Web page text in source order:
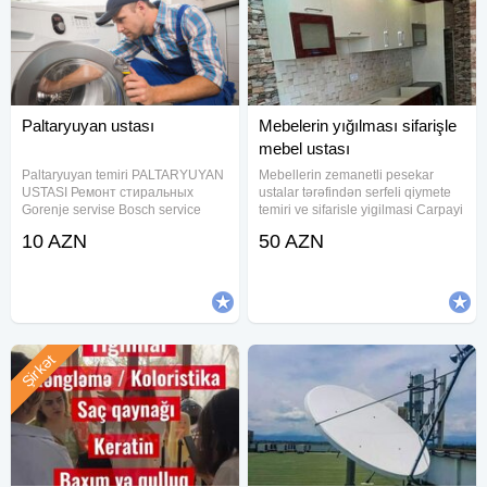
Paltaryuyan ustası
Paltaryuyan temiri PALTARYUYAN
USTASI Ремонт стиральных
Gorenje servise Bosch service
LG service Beko service Arçelik
10 AZN
Mebelerin yığılması sifarişle
mebel ustası
Mebellerin zemanetli pesekar
ustalar tərəfindən serfeli qiymete
temiri ve sifarisle yigilmasi Carpayi
Munasib qiymete edirik Zemanet
50 AZN
Şirkət